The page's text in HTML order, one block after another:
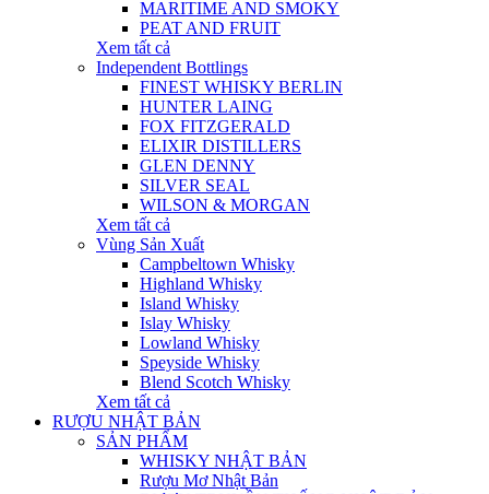
MARITIME AND SMOKY
PEAT AND FRUIT
Xem tất cả
Independent Bottlings
FINEST WHISKY BERLIN
HUNTER LAING
FOX FITZGERALD
ELIXIR DISTILLERS
GLEN DENNY
SILVER SEAL
WILSON & MORGAN
Xem tất cả
Vùng Sản Xuất
Campbeltown Whisky
Highland Whisky
Island Whisky
Islay Whisky
Lowland Whisky
Speyside Whisky
Blend Scotch Whisky
Xem tất cả
RƯỢU NHẬT BẢN
SẢN PHẨM
WHISKY NHẬT BẢN
Rượu Mơ Nhật Bản